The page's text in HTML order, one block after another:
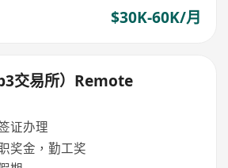
$30K-60K/月
交易所）Remote
证办理
奖金，勤工奖